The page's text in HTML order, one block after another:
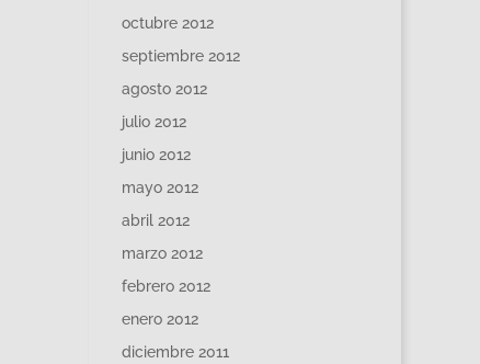
octubre 2012
septiembre 2012
agosto 2012
julio 2012
junio 2012
mayo 2012
abril 2012
marzo 2012
febrero 2012
enero 2012
diciembre 2011